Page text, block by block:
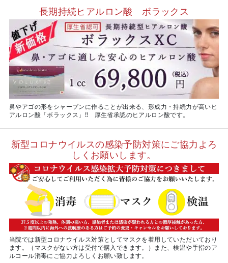
長期持続ヒアルロン酸 ボラックス
鼻やアゴの形をシャープンに作ることが出来る、形成力・持続力が高いヒ
アルロン酸「ボラックス」‼ 厚生省承認のヒアルロン酸です。
新型コロナウイルスの感染予防対策にご協力よろ
しくお願いします。
当院では新型コロナウイルス対策としてマスクを着用していただいており
ます。（マスクがない方は受付で購入できます。）また、検温や手指のア
ルコール消毒にご協力よろしくお願い致します。